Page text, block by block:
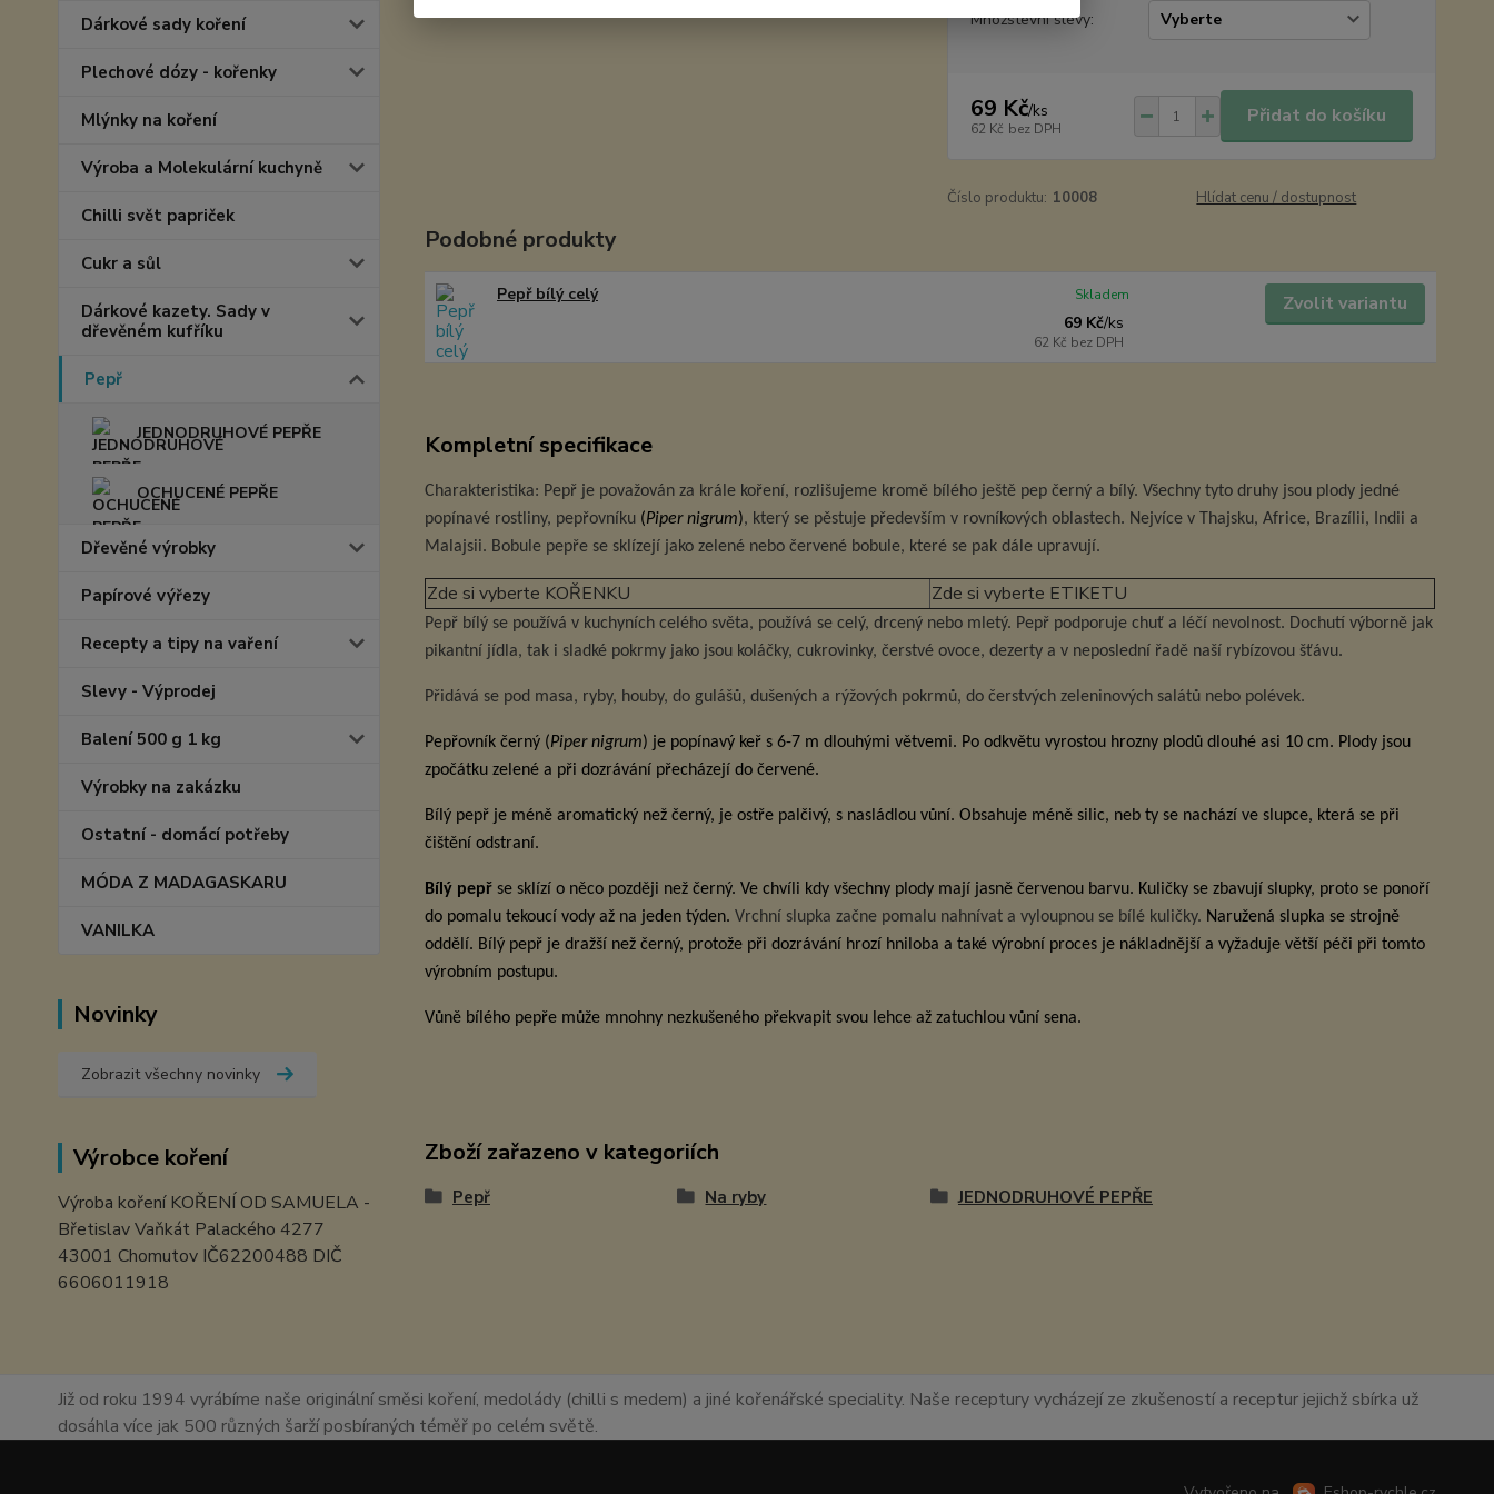
Dárkové sady koření
Plechové dózy - kořenky
Mlýnky na koření
Výroba a Molekulární kuchyně
Chilli svět papriček
Cukr a sůl
Dárkové kazety. Sady v
dřevěném kufříku
Pepř
JEDNODRUHOVÉ PEPŘE
OCHUCENÉ PEPŘE
Dřevěné výrobky
Papírové výřezy
Recepty a tipy na vaření
Slevy - Výprodej
Balení 500 g 1 kg
Výrobky na zakázku
Ostatní - domácí potřeby
MÓDA Z MADAGASKARU
VANILKA
Novinky
Zobrazit všechny novinky
Výrobce koření
Výroba koření KOŘENÍ OD SAMUELA -
Břetislav Vaňkát Palackého 4277
43001 Chomutov IČ62200488 DIČ
6606011918
Množstevní slevy:
69 Kč/ks
62 Kč bez DPH
Přidat do košíku
Číslo produktu: 10008 Hlídat cenu / dostupnost
Podobné produkty
Pepř bílý celý
69 Kč/ks
62 Kč bez DPH
Skladem Zvolit variantu
Kompletní specifikace
Charakteristika: Pepř je považován za krále koření, rozlišujeme kromě bílého ještě pep černý a bílý. Všechny tyto druhy jsou plody jedné
popínavé rostliny, pepřovníku (Piper nigrum), který se pěstuje především v rovníkových oblastech. Nejvíce v Thajsku, Africe, Brazílii, Indii a
Malajsii. Bobule pepře se sklízejí jako zelené nebo červené bobule, které se pak dále upravují.
Zde si vyberte KOŘENKU Zde si vyberte ETIKETU
Pepř bílý se používá v kuchyních celého světa, používá se celý, drcený nebo mletý. Pepř podporuje chuť a léčí nevolnost. Dochutí výborně jak
pikantní jídla, tak i sladké pokrmy jako jsou koláčky, cukrovinky, čerstvé ovoce, dezerty a v neposlední řadě naší rybízovou šťávu.
Přidává se pod masa, ryby, houby, do gulášů, dušených a rýžových pokrmů, do čerstvých zeleninových salátů nebo polévek.
Pepřovník černý (Piper nigrum) je popínavý keř s 6-7 m dlouhými větvemi. Po odkvětu vyrostou hrozny plodů dlouhé asi 10 cm. Plody jsou
zpočátku zelené a při dozrávání přecházejí do červené.
Bílý pepř je méně aromatický než černý, je ostře palčivý, s nasládlou vůní. Obsahuje méně silic, neb ty se nachází ve slupce, která se při
čištění odstraní.
Bílý pepř se sklízí o něco později než černý. Ve chvíli kdy všechny plody mají jasně červenou barvu. Kuličky se zbavují slupky, proto se ponoří
do pomalu tekoucí vody až na jeden týden. Vrchní slupka začne pomalu nahnívat a vyloupnou se bílé kuličky. Naružená slupka se strojně
oddělí. Bílý pepř je dražší než černý, protože při dozrávání hrozí hniloba a také výrobní proces je nákladnější a vyžaduje větší péči při tomto
výrobním postupu.
Vůně bílého pepře může mnohny nezkušeného překvapit svou lehce až zatuchlou vůní sena.
Zboží zařazeno v kategoriích
Pepř Na ryby JEDNODRUHOVÉ PEPŘE
Již od roku 1994 vyrábíme naše originální směsi koření, medolády (chilli s medem) a jiné kořenářské speciality. Naše receptury vycházejí ze zkušeností a receptur jejichž sbírka už
dosáhla více jak 500 různých šarží posbíraných téměř po celém světě.